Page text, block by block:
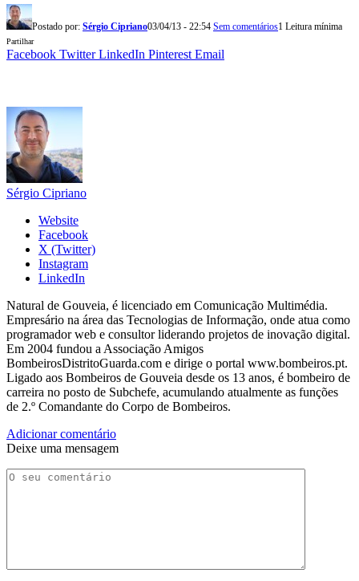
Postado por: Sérgio Cipriano03/04/13 - 22:54 Sem comentários1 Leitura mínima
Partilhar
Facebook Twitter LinkedIn Pinterest Email
Sérgio Cipriano
Website
Facebook
X (Twitter)
Instagram
LinkedIn
Natural de Gouveia, é licenciado em Comunicação Multimédia.
Empresário na área das Tecnologias de Informação, onde atua como
programador web e consultor liderando projetos de inovação digital.
Em 2004 fundou a Associação Amigos
BombeirosDistritoGuarda.com e dirige o portal www.bombeiros.pt.
Ligado aos Bombeiros de Gouveia desde os 13 anos, é bombeiro de
carreira no posto de Subchefe, acumulando atualmente as funções
de 2.º Comandante do Corpo de Bombeiros.
Adicionar comentário
Deixe uma mensagem